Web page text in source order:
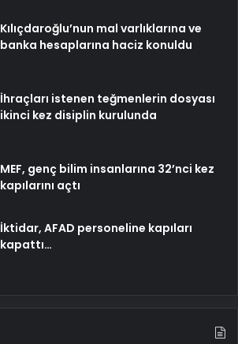
Kılıçdaroğlu’nun mal varlıklarına ve
banka hesaplarına haciz konuldu
İhraçları istenen teğmenlerin dosyası
ikinci kez disiplin kurulunda
MEF, genç bilim insanlarına 32’nci kez
kapılarını açtı
İktidar, AFAD personeline kapıları
kapattı…